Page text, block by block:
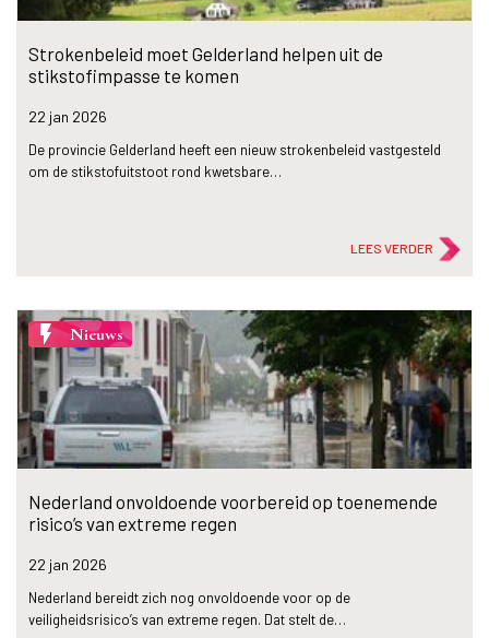
Strokenbeleid moet Gelderland helpen uit de
stikstofimpasse te komen
22 jan 2026
De provincie Gelderland heeft een nieuw strokenbeleid vastgesteld
om de stikstofuitstoot rond kwetsbare…
LEES VERDER
flash_on Nieuws
Nederland onvoldoende voorbereid op toenemende
risico’s van extreme regen
22 jan 2026
Nederland bereidt zich nog onvoldoende voor op de
veiligheidsrisico’s van extreme regen. Dat stelt de…